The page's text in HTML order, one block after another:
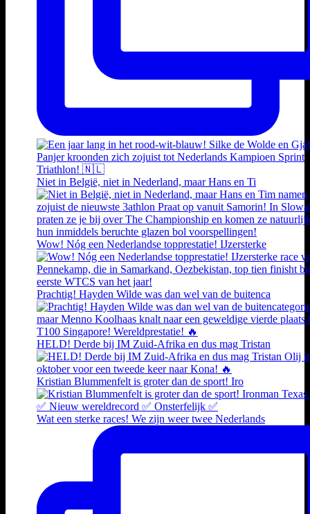
Niet in België, niet in Nederland, maar Hans en Ti
Wow! Nóg een Nederlandse topprestatie! IJzersterke
Prachtig! Hayden Wilde was dan wel van de buitenca
HELD! Derde bij IM Zuid-Afrika en dus mag Tristan
Kristian Blummenfelt is groter dan de sport! Iro
Wat een sterke races! We zijn weer twee Nederlands